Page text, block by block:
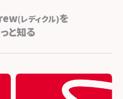
(レディクル)を
と知る